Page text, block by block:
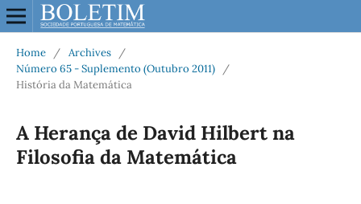
Home / Archives
/
Número 65 - Suplemento (Outubro 2011)
/
História da Matemática
A Herança de David Hilbert na
Filosofia da Matemática